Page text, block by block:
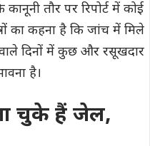
तौर पर रिपोर्ट में कोई
का कहना है कि जांच में मिले
दिनों में कुछ और रसूखदार
है।
चुके हैं जेल,